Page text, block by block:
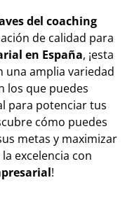
del coaching
de calidad para
en España, ¡esta
una amplia variedad
los que puedes
para potenciar tus
cómo puedes
metas y maximizar
excelencia con
!